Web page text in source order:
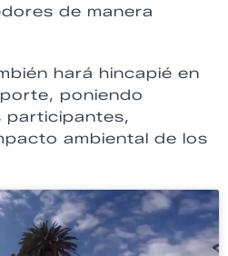
de manera
hará hincapié en
poniendo
participantes,
ambiental de los